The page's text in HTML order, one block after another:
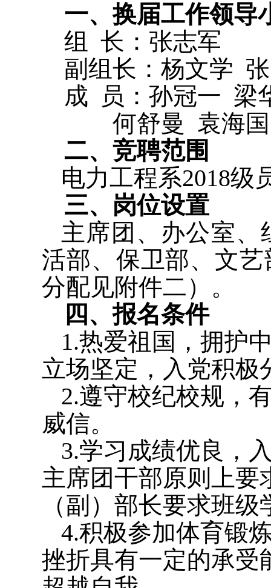
一、换届工作领导
组
长：张志军
副组长：杨文学 张
成
员：孙冠一 梁
何舒曼 袁海国
二、竞聘范围
电力工程系2018级
三、岗位设置
主席团、 办公室、
活部、保卫部、文
分配见附件二）。
四、报名条件
1.热爱祖国，拥护
立场坚定，入党积极
2.遵守校纪校规，
威信。
3.学习成绩优良，
主席团干部原则上要
（副）部长要求班
4.积极参加体育锻
挫折具有一定的承受